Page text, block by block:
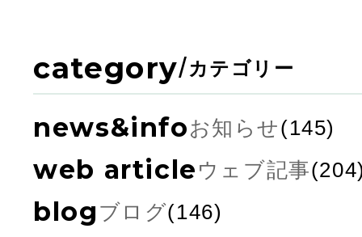
category/カテゴリー
news&infoお知らせ(145)
web article ウェブ記事
blog ブログ(146)